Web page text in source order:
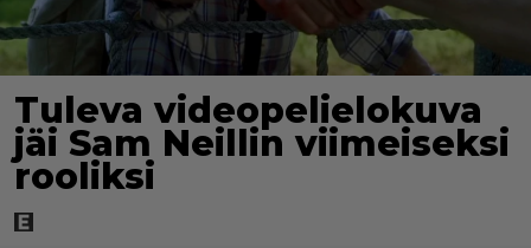
Tuleva videopelielokuva
jäi Sam Neillin viimeiseksi
rooliksi